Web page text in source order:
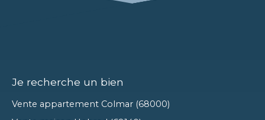
Je recherche un bien
Vente appartement Colmar (68000)